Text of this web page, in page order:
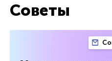
Советы